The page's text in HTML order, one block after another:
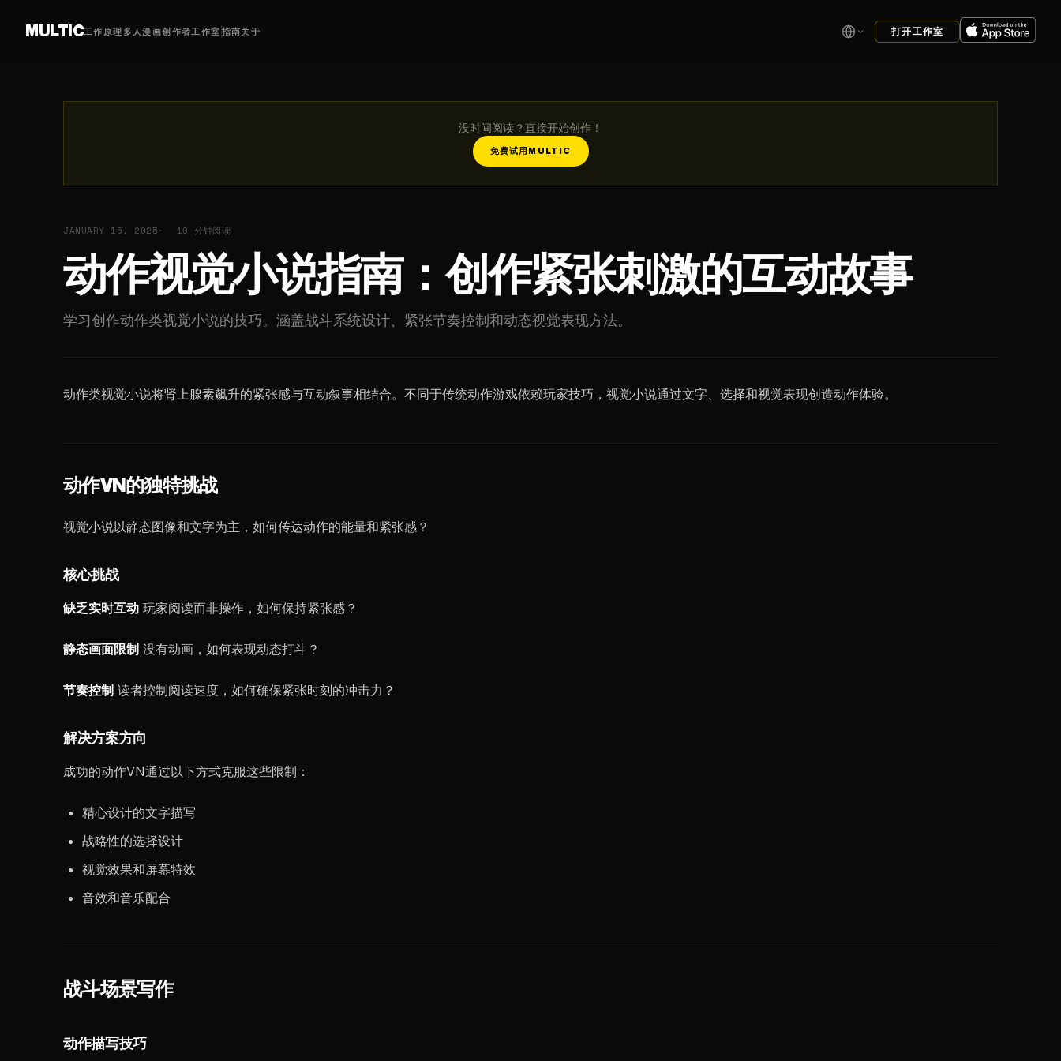
MULTIC工作原理 多人漫画创作者工作室 指南关于 打开工作室
没时间阅读？直接开始创作！
免费试用MULTIC
JANUARY 15, 2025 10 分钟阅读
动作视觉小说指南：创作紧张刺激的互动故事
学习创作动作类视觉小说的技巧。涵盖战斗系统设计、紧张节奏控制和动态视觉表现方法。
动作类视觉小说将肾上腺素飙升的紧张感与互动叙事相结合。不同于传统动作游戏依赖玩家技巧，视觉小说通过文字、选择和视觉表现创造动作体验。
动作VN的独特挑战
视觉小说以静态图像和文字为主，如何传达动作的能量和紧张感？
核心挑战
缺乏实时互动 玩家阅读而非操作，如何保持紧张感？
静态画面限制 没有动画，如何表现动态打斗？
节奏控制 读者控制阅读速度，如何确保紧张时刻的冲击力？
解决方案方向
成功的动作VN通过以下方式克服这些限制：
精心设计的文字描写
战略性的选择设计
视觉效果和屏幕特效
音效和音乐配合
战斗场景写作
动作描写技巧